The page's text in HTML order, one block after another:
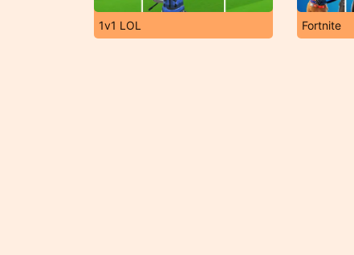
1v1 LOL Fortnite